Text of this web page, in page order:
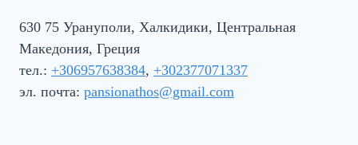
630 75 Урануполи, Халкидики, Центральная
Македония, Греция
тел.: +306957638384, +302377071337
эл. почта: pansionathos@gmail.com